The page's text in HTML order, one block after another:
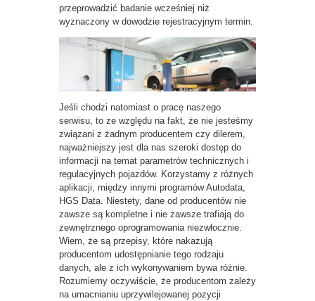
przeprowadzić badanie wcześniej niż
wyznaczony w dowodzie rejestracyjnym termin.
Jeśli chodzi natomiast o pracę naszego
serwisu, to ze względu na fakt, że nie jesteśmy
związani z żadnym producentem czy dilerem,
najważniejszy jest dla nas szeroki dostęp do
informacji na temat parametrów technicznych i
regulacyjnych pojazdów. Korzystamy z różnych
aplikacji, między innymi programów Autodata,
HGS Data. Niestety, dane od producentów nie
zawsze są kompletne i nie zawsze trafiają do
zewnętrznego oprogramowania niezwłocznie.
Wiem, że są przepisy, które nakazują
producentom udostępnianie tego rodzaju
danych, ale z ich wykonywaniem bywa różnie.
Rozumiemy oczywiście, że producentom zależy
na umacnianiu uprzywilejowanej pozycji